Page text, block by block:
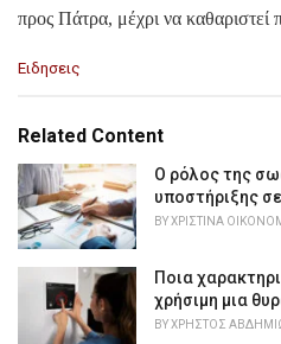
προς Πάτρα, μέχρι να
C
e
o
r
e
Ειδησεις
Related Content
Ο ρόλος της
υποστήριξης
BYΧΡΙΣΤΊΝΑ
Ποια
χρήσιμη μια
BYΧΡΉΣΤΟΣ